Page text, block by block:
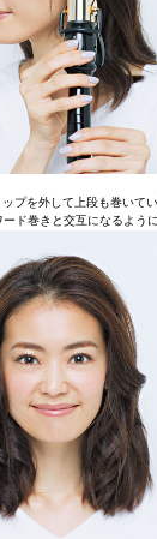
プを外して上段も巻いて
ド巻きと交互になるよう